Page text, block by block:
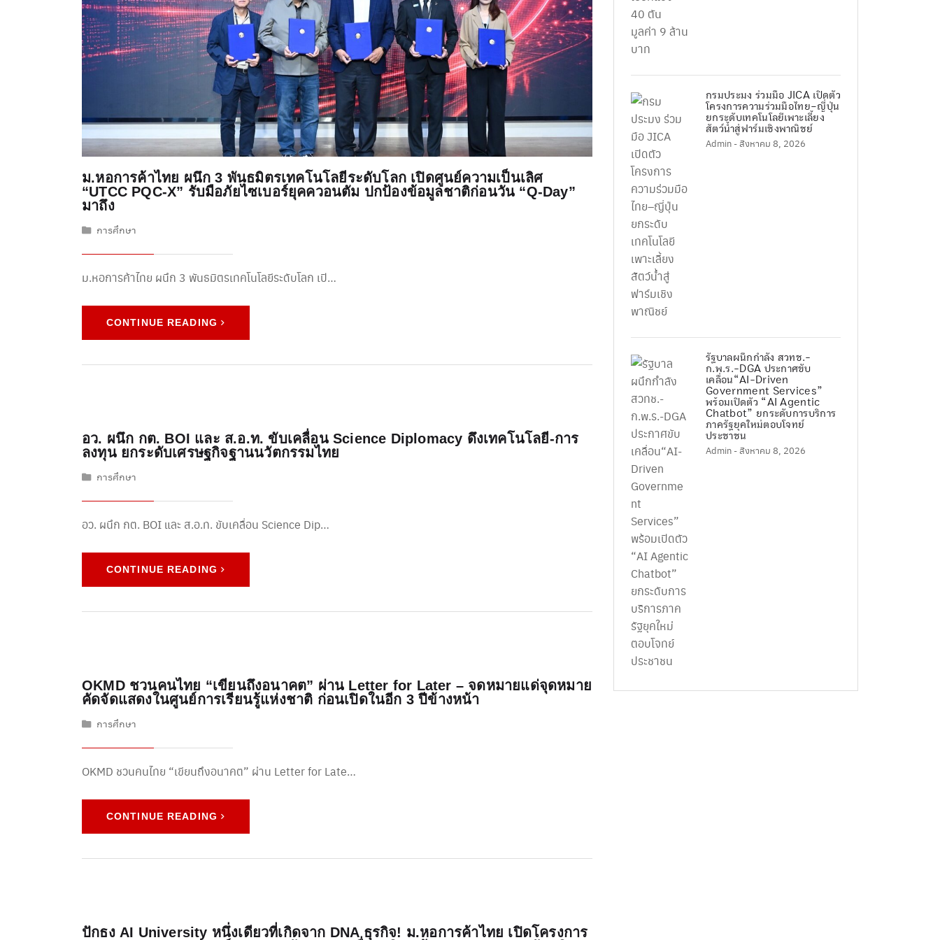
ม.หอการค้าไทย ผนึก 3 พันธมิตรเทคโนโลยีระดับโลก เปิดศูนย์ความเป็นเลิศ
“UTCC PQC-X” รับมือภัยไซเบอร์ยุคควอนตัม ปกป้องข้อมูลชาติก่อนวัน “Q-Day”
มาถึง
การศึกษา
ม.หอการค้าไทย ผนึก 3 พันธมิตรเทคโนโลยีระดับโลก เปิ…
CONTINUE READING
อว. ผนึก กต. BOI และ ส.อ.ท. ขับเคลื่อน Science Diplomacy ดึงเทคโนโลยี-การ
ลงทุน ยกระดับเศรษฐกิจฐานนวัตกรรมไทย
การศึกษา
อว. ผนึก กต. BOI และ ส.อ.ท. ขับเคลื่อน Science Dip…
CONTINUE READING
OKMD ชวนคนไทย “เขียนถึงอนาคต” ผ่าน Letter for Later – จดหมายแด่จุดหมาย
คัดจัดแสดงในศูนย์การเรียนรู้แห่งชาติ ก่อนเปิดในอีก 3 ปีข้างหน้า
การศึกษา
OKMD ชวนคนไทย “เขียนถึงอนาคต” ผ่าน Letter for Late…
CONTINUE READING
ปักธง AI University หนึ่งเดียวที่เกิดจาก DNA ธุรกิจ! ม.หอการค้าไทย เปิดโครงการ
กรมประมง ร่วมมือ JICA เปิดตัว
โครงการความร่วมมือไทย–ญี่ปุ่น
ยกระดับเทคโนโลยีเพาะเลี้ยง
สัตว์น้ำสู่ฟาร์มเชิงพาณิชย์
Admin - สิงหาคม 8, 2026
รัฐบาลผนึกกำลัง สวทช.-
ก.พ.ร.-DGA ประกาศขับ
เคลื่อน“AI-Driven
Government Services”
พร้อมเปิดตัว “AI Agentic
Chatbot” ยกระดับการบริการ
ภาครัฐยุคใหม่ตอบโจทย์
ประชาชน
Admin - สิงหาคม 8, 2026